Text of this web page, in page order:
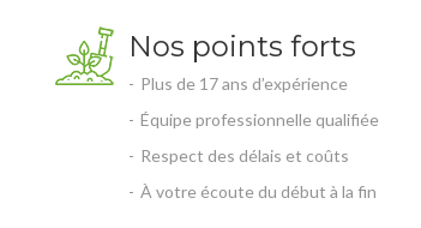
Nos points forts
Plus de 17 ans d’expérience
Équipe professionnelle qualifiée
Respect des délais et coûts
À votre écoute du début à la fin